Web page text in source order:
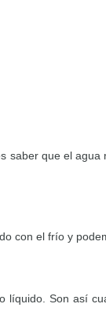
saber que el
con el frío y
Son así